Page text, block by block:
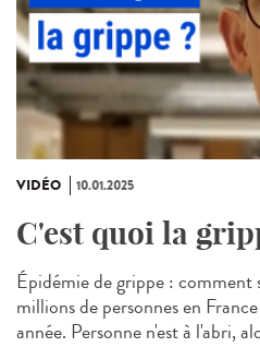
VIDÉO 10.01.2025
C'est quoi la
Épidémie de grippe :
millions de personnes en
année. Personne n'est à l'abri,